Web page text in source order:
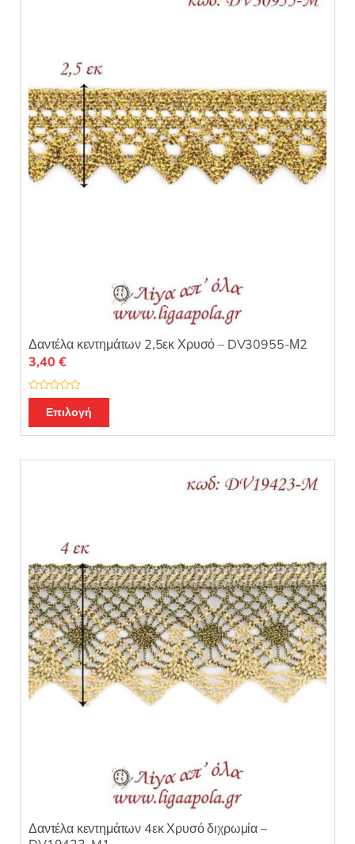
Δαντέλα κεντημάτων 2,5εκ Χρυσό – DV30955-Μ2
Β
μ
ο
π
ό
5
3,40 €
Επιλογή
Δαντέλα κεντημάτων 4εκ Χρυσό διχρωμία –